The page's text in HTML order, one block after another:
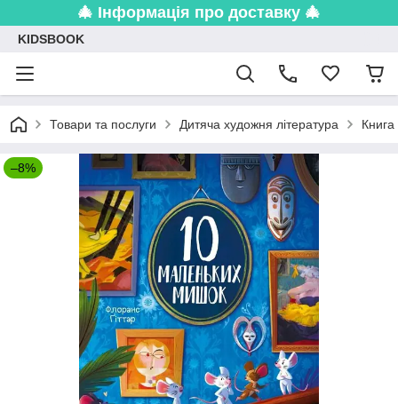
🎄 Інформація про доставку 🎄
KIDSBOOK
Товари та послуги Дитяча художня література
–8%